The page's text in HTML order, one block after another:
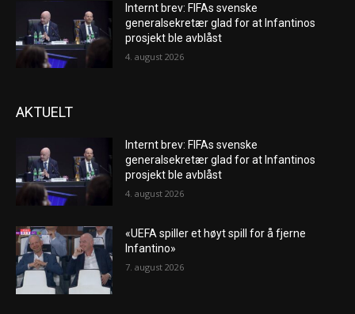
Internt brev: FIFAs svenske
generalsekretær glad for at Infantinos
prosjekt ble avblåst
4. august 2026
AKTUELT
Internt brev: FIFAs svenske
generalsekretær glad for at Infantinos
prosjekt ble avblåst
4. august 2026
«UEFA spiller et høyt spill for å fjerne
Infantino»
7. august 2026